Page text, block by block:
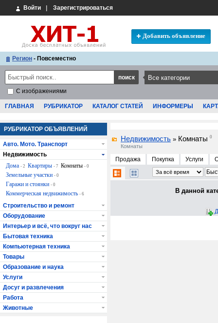
Войти Зарегистрироваться
Добавить объявление
Регион - Повсеместно
С изображениями
ГЛАВНАЯ РУБРИКАТОР КАТАЛОГ СТАТЕЙ ИНФОРМЕРЫ
Недвижимость » Комнаты 0
Комнаты
Продажа Покупка Услуги
В данной
РУБРИКАТОР ОБЪЯВЛЕНИЙ
Авто. Мото. Транспорт
Недвижимость
Дома - 2 Квартиры - 7 Комнаты - 0
Земельные участки - 0
Гаражи и стоянки - 0
Коммерческая недвижимость - 6
Строительство и ремонт
Оборудование
Интерьер и всё, что вокруг нас
Бытовая техника
Компьютерная техника
Товары
Образование и наука
Услуги
Досуг и развлечения
Работа
Животные